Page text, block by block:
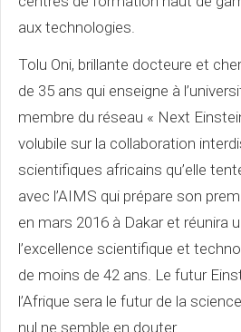
aux technologies.
Tolu Oni, brillante docteure et
de 35 ans qui enseigne à
membre du réseau « Next
volubile sur la collaboration
scientifiques africains qu’elle
avec l’AIMS qui prépare son
en mars 2016 à Dakar et réunira
l’excellence scientifique et
de moins de 42 ans. Le futur
l’Afrique sera le futur de la
nul ne semble en douter.